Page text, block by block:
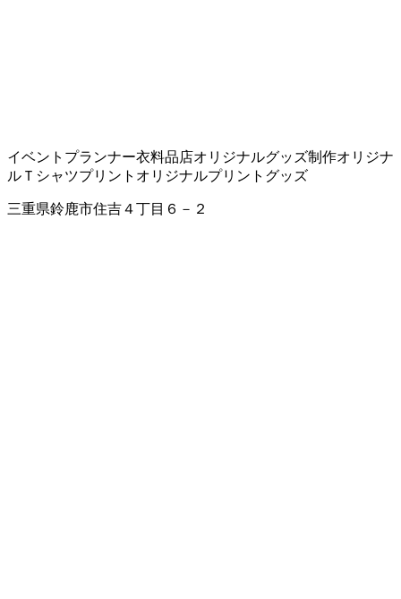
イベントプランナー衣料品店オリジナルグッズ制作オリジナ
ルＴシャツプリント オリジナルプリントグッズ
三重県鈴鹿市住吉４丁目６－２